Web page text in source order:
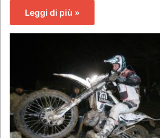
Leggi di più »